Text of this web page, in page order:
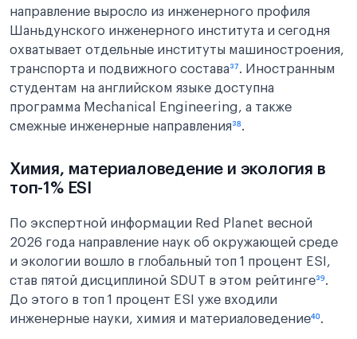
направление выросло из инженерного профиля
Шаньдунского инженерного института и сегодня
охватывает отдельные институты машиностроения,
транспорта и подвижного состава³⁷. Иностранным
студентам на английском языке доступна
программа Mechanical Engineering, а также
смежные инженерные направления³⁸.
Химия, материаловедение и экология в
топ-1% ESI
По экспертной информации Red Planet весной
2026 года направление наук об окружающей среде
и экологии вошло в глобальный топ 1 процент ESI,
став пятой дисциплиной SDUT в этом рейтинге³⁹.
До этого в топ 1 процент ESI уже входили
инженерные науки, химия и материаловедение⁴⁰.